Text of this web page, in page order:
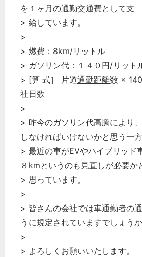
を１ヶ月の通勤交通費として支
> 給しています。
>
> 燃費：8km/リットル
> ガソリン代：１４０円/リット
> [算 式］ 片道通勤距離数 ×
社日数
>
> 昨今のガソリン代高騰により
しなければいけないかと思う一方
> 最近の車がEVやハイブリッド
８kmというのも見直しが必要か
> 思っています。
>
> 皆さんの会社では車通勤者の
うに規定されていますでしょう
>
> よろしくお願いいたします。